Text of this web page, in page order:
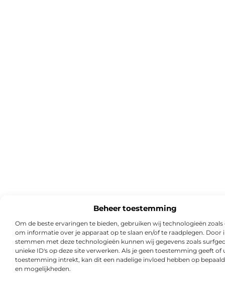
Beheer toestemming
Om de beste ervaringen te bieden, gebruiken wij technologieën zoals
om informatie over je apparaat op te slaan en/of te raadplegen. Door
stemmen met deze technologieën kunnen wij gegevens zoals
unieke ID's op deze site verwerken. Als je geen toestemming geeft of
toestemming intrekt, kan dit een nadelige invloed hebben op
en mogelijkheden.